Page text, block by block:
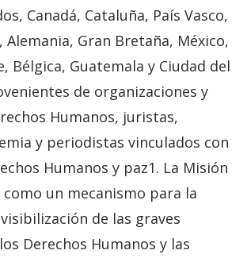
Canadá, Cataluña, País Vasco,
Alemania, Gran Bretaña, México,
Bélgica, Guatemala y Ciudad del
de organizaciones y
Humanos, juristas,
y periodistas vinculados con
Humanos y paz1. La Misión
un mecanismo para la
de las graves
Derechos Humanos y las